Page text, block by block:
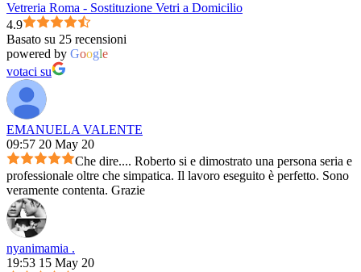
Vetreria Roma - Sostituzione Vetri a Domicilio
4.9
Basato su 25 recensioni
powered by Google
votaci su
EMANUELA VALENTE
09:57 20 May 20
Che dire.... Roberto si e dimostrato una persona seria e
professionale oltre che simpatica. Il lavoro eseguito è perfetto. Sono
veramente contenta. Grazie
nyanimamia .
19:53 15 May 20